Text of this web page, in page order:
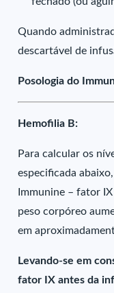
Quando
descartável de
Posologia do
Hemofilia B:
Para calcular os
especificada
Immunine – fator
peso corpóreo
em
Levando-se em
fator IX antes da